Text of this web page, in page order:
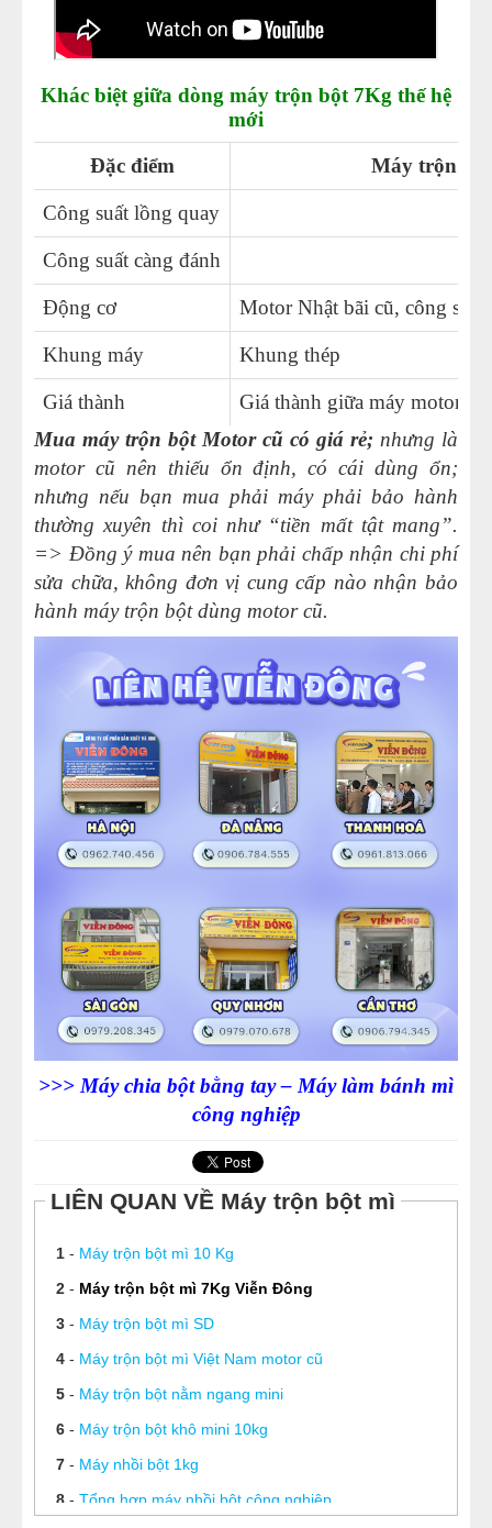
Khác biệt giữa dòng máy trộn bột 7Kg thế hệ
mới
Đặc điểm
Máy trộn
Công suất lồng quay
Công suất càng đánh
Động cơ Motor Nhật bãi cũ, công
Khung máy Khung thép
Giá thành
Giá thành giữa máy motor
Mua máy trộn bột Motor cũ có giá rẻ; nhưng là
motor cũ nên thiếu ổn định, có cái dùng ổn;
nhưng nếu bạn mua phải máy phải bảo hành
thường xuyên thì coi như “tiền mất tật mang”.
=> Đồng ý mua nên bạn phải chấp nhận chi phí
sửa chữa, không đơn vị cung cấp nào nhận bảo
hành máy trộn bột dùng motor cũ.
>>> Máy chia bột bằng tay – Máy làm bánh mì
công nghiệp
LIÊN QUAN VỀ Máy trộn bột mì
1- Máy trộn bột mì 10 Kg
2- Máy trộn bột mì 7Kg Viễn Đông
3- Máy trộn bột mì SD
4- Máy trộn bột mì Việt Nam motor cũ
5- Máy trộn bột nằm ngang mini
6- Máy trộn bột khô mini 10kg
7- Máy nhồi bột 1kg
8- Tổng hợp máy nhồi bột công nghiệp